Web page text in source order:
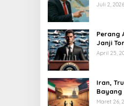
Juli 2, 2026
Perang
Janji
April 25,
Iran,
Bayang
Pernah
Maret 26,